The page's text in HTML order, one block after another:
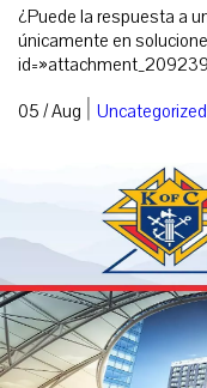
¿Puede la respuesta a
únicamente en
05 / Aug | Uncategorized